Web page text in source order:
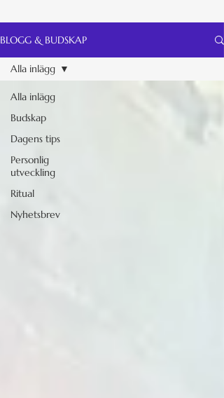
BLOGG & BUDSKAP
Alla inlägg
Budskap
Dagens tips
Personlig
utveckling
Ritual
Nyhetsbrev
Alla inlägg